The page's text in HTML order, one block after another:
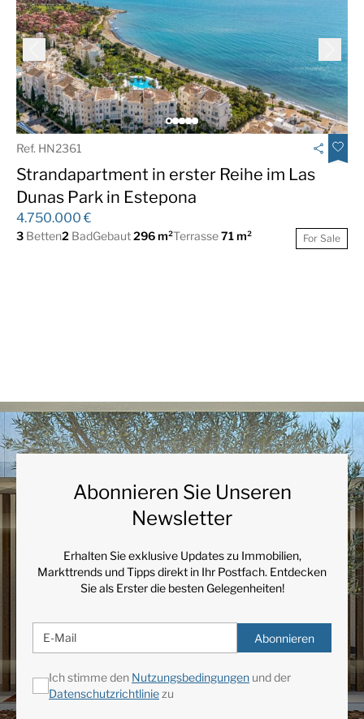
Gästewohnung
Gym
Internet - Wi-Fi
Laundry room
Luxus
Marmorboden
Berg Blick
Bergseite
Büroraum
Meerblick
Sicherheitseingang
Ref. HN2361
Strandapartment in erster Reihe im Las
Dunas Park in Estepona
4.750.000 €
3 Betten2 BadGebaut296 m²Terrasse71 m² For Sale
Abonnieren Sie Unseren
Newsletter
Erhalten Sie exklusive Updates zu Immobilien,
Markttrends und Tipps direkt in Ihr Postfach. Entdecken
Sie als Erster die besten Gelegenheiten!
Abonnieren
Ich stimme den Nutzungsbedingungen und der
Datenschutzrichtliniezu